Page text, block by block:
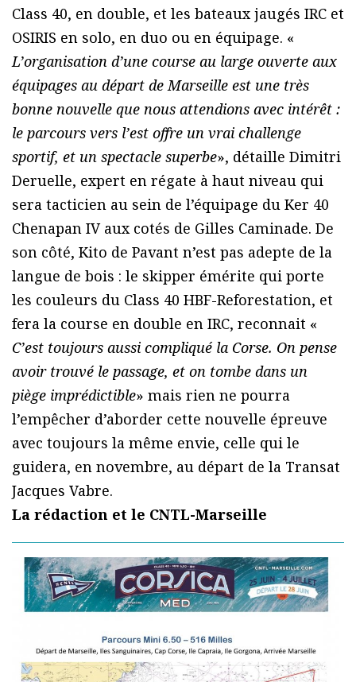
Class 40, en double, et les bateaux jaugés IRC et
OSIRIS en solo, en duo ou en équipage. «
L’organisation d’une course au large ouverte aux
équipages au départ de Marseille est une très
bonne nouvelle que nous attendions avec intérêt :
le parcours vers l’est offre un vrai challenge
sportif, et un spectacle superbe», détaille Dimitri
Deruelle, expert en régate à haut niveau qui
sera tacticien au sein de l’équipage du Ker 40
Chenapan IV aux cotés de Gilles Caminade. De
son côté, Kito de Pavant n’est pas adepte de la
langue de bois : le skipper émérite qui porte
les couleurs du Class 40 HBF-Reforestation, et
fera la course en double en IRC, reconnait «
C’est toujours aussi compliqué la Corse. On pense
avoir trouvé le passage, et on tombe dans un
piège imprédictible» mais rien ne pourra
l’empêcher d’aborder cette nouvelle épreuve
avec toujours la même envie, celle qui le
guidera, en novembre, au départ de la Transat
Jacques Vabre.
La rédaction et le CNTL-Marseille